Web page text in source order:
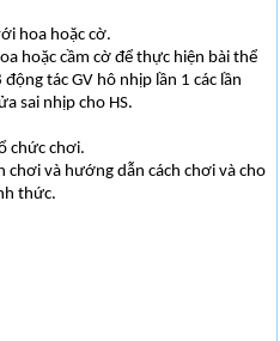
hoa hoặc cờ.
hoặc cầm cờ để thực hiện bài thể
tác GV hô nhịp lần 1 các lần
sai nhịp cho HS.
chức chơi.
chơi và hướng dẫn cách chơi và cho
thức.